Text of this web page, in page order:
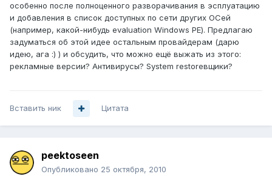
особенно после полноценного разворачивания в эсплуатацию
и добавления в список доступных по сети других ОСей
(например, какой-нибудь evaluation Windows PE). Предлагаю
задуматься об этой идее остальным провайдерам (дарю
идею, ага :) ) и обсудить, что можно ещё выжать из этого:
рекламные версии? Антивирусы? System restoreвщики?
Вставить ник Цитата
peektoseen
Опубликовано 25 октября, 2010